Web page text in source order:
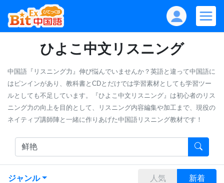
ひよこ中文リスニング
中国語『リスニング力』伸び悩んでいませんか？英語と違って中国語に
はピンインがあり、教科書とCDとだけでは学習素材としても学習ツー
ルとしても不足しています。『ひよこ中文リスニング』は初心者のリス
ニング力の向上を目的として、リスニング内容編集や加工まで、現役の
ネイティブ講師陣と一緒に作りあげた中国語リスニング教材です！
ジャンル 人気 新着